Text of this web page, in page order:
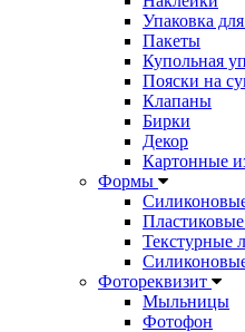
Упаковка
Пакеты
Купольная
Пояски на
Клапаны
Бирки
Декор
Картонные
Формы
Текстурные
Фотореквизит
Мыльницы
Фотофон